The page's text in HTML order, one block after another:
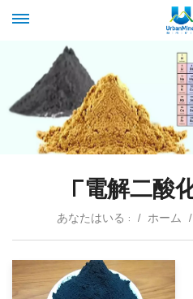
Γ電解二酸
あなたはいる : / ホーム /